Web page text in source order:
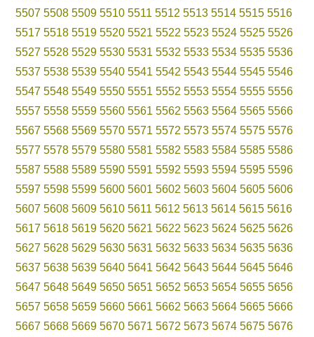
5507 5508 5509 5510 5511 5512 5513 5514 5515 5516
5517 5518 5519 5520 5521 5522 5523 5524 5525 5526
5527 5528 5529 5530 5531 5532 5533 5534 5535 5536
5537 5538 5539 5540 5541 5542 5543 5544 5545 5546
5547 5548 5549 5550 5551 5552 5553 5554 5555 5556
5557 5558 5559 5560 5561 5562 5563 5564 5565 5566
5567 5568 5569 5570 5571 5572 5573 5574 5575 5576
5577 5578 5579 5580 5581 5582 5583 5584 5585 5586
5587 5588 5589 5590 5591 5592 5593 5594 5595 5596
5597 5598 5599 5600 5601 5602 5603 5604 5605 5606
5607 5608 5609 5610 5611 5612 5613 5614 5615 5616
5617 5618 5619 5620 5621 5622 5623 5624 5625 5626
5627 5628 5629 5630 5631 5632 5633 5634 5635 5636
5637 5638 5639 5640 5641 5642 5643 5644 5645 5646
5647 5648 5649 5650 5651 5652 5653 5654 5655 5656
5657 5658 5659 5660 5661 5662 5663 5664 5665 5666
5667 5668 5669 5670 5671 5672 5673 5674 5675 5676